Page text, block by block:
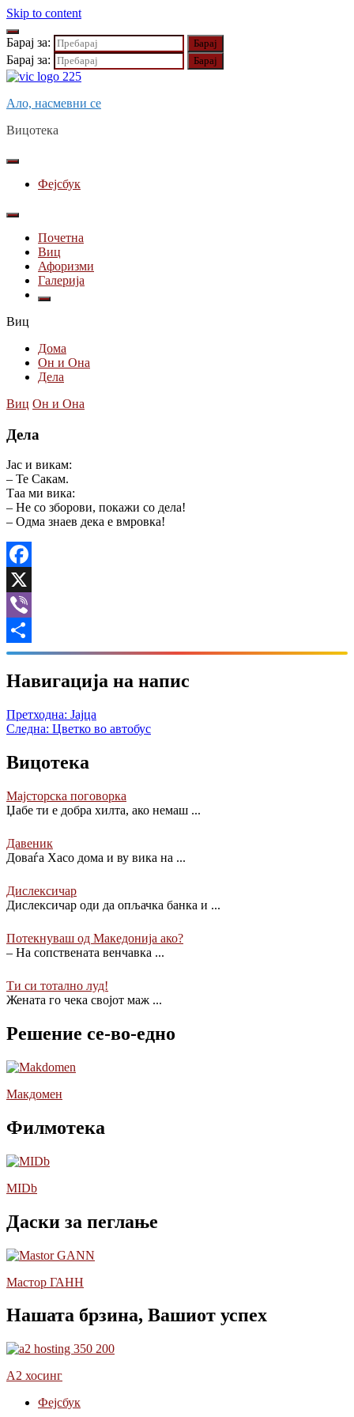
Skip to content
Барај за:
Барај за:
Ало, насмевни се
Вицотека
Фејсбук
Почетна
Виц
Афоризми
Галерија
Виц
Дома
Он и Она
Дела
Виц Он и Она
Дела
Јас и викам:
– Те Сакам.
Таа ми вика:
– Не со зборови, покажи со дела!
– Одма знаев дека е вмровка!
Facebook
X
Viber
Share
Навигација на напис
Претходна: Јајца
Следна: Цветко во автобус
Вицотека
Мајсторска поговорка
Џабе ти е добра хилта, ако немаш ...
Давеник
Доваѓа Хасо дома и ву вика на ...
Дислексичар
Дислексичар оди да опљачка банка и ...
Потекнуваш од Mакедонија ако?
– На сопствената венчавка ...
Ти си тотално луд!
Жената го чека својот маж ...
Решение се-во-едно
Макдомен
Филмотека
MIDb
Даски за пеглање
Мастор ГАНН
Нашата брзина, Вашиот успех
А2 хосинг
Фејсбук